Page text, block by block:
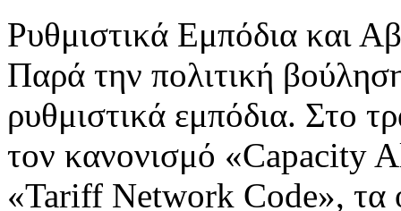
Ρυθμιστικά Εμπόδια και
Παρά την πολιτική
ρυθμιστικά εμπόδια. Στο
τον κανονισμό «Capacity
«Tariff Network Code», τα